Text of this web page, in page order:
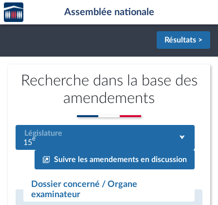
Aller au contenu
Aller en bas de la page
Accèder
à la
page
Assemblée nationale
Résultats >
Recherche dans la base des
amendements
Législature
15e
Suivre les amendements en discussion
Dossier concerné / Organe
examinateur